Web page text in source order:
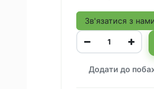
Зв'язатися з
Додати до